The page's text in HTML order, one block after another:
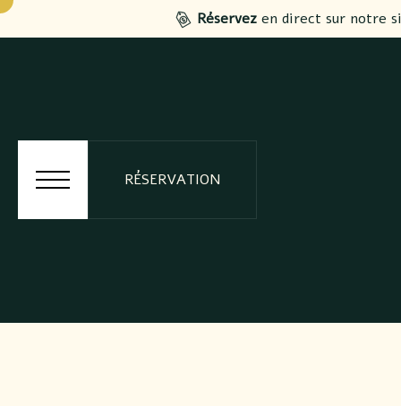
Réservez en direct sur notre
RÉSERVATION